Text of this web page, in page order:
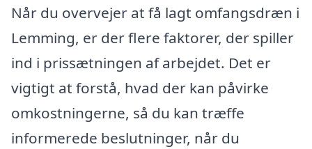
Når du overvejer at få lagt omfangsdræn i
Lemming, er der flere faktorer, der spiller
ind i prissætningen af arbejdet. Det er
vigtigt at forstå, hvad der kan påvirke
omkostningerne, så du kan træffe
informerede beslutninger, når du